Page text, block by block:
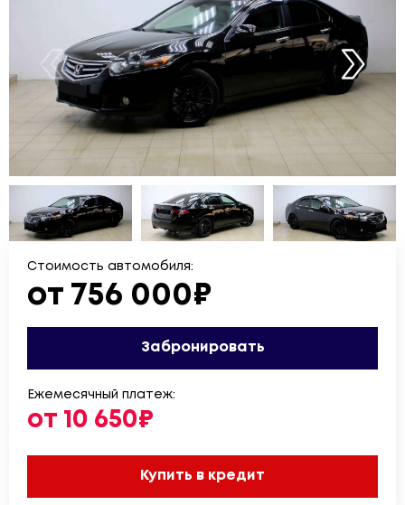
Стоимость автомобиля:
от 756 000₽
Забронировать
Ежемесячный платеж:
от 10 650₽
Купить в кредит